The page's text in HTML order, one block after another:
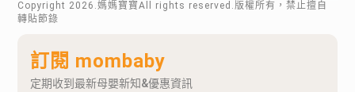
Copyright 2026 .媽媽寶寶All rights reserved.版權所有，禁止擅自
轉貼節錄
訂閱 mombaby
定期收到最新母嬰新知&優惠資訊